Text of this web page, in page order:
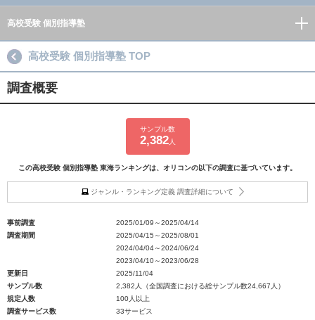
高校受験 個別指導塾
高校受験 個別指導塾 TOP
調査概要
サンプル数
2,382人
この高校受験 個別指導塾 東海ランキングは、オリコンの以下の調査に基づいています。
ジャンル・ランキング定義 調査詳細について
事前調査
2025/01/09～2025/04/14
調査期間
2025/04/15～2025/08/01
2024/04/04～2024/06/24
2023/04/10～2023/06/28
更新日
2025/11/04
サンプル数
2,382人（全国調査における総サンプル数24,667人）
規定人数
100人以上
調査サービス数
33サービス